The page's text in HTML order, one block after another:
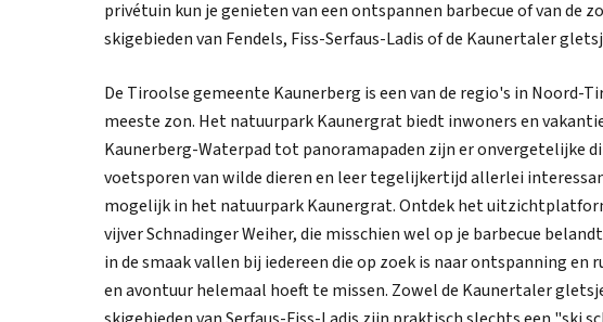
privétuin kun je genieten van een ontspannen barbecue of van de
skigebieden van Fendels, Fiss-Serfaus-Ladis of de Kaunertaler
De Tiroolse gemeente Kaunerberg is een van de regio's in Noord-
meeste zon. Het natuurpark Kaunergrat biedt inwoners en
Kaunerberg-Waterpad tot panoramapaden zijn er onvergetelijke
voetsporen van wilde dieren en leer tegelijkertijd allerlei
mogelijk in het natuurpark Kaunergrat. Ontdek het
vijver Schnadinger Weiher, die misschien wel op je barbecue
in de smaak vallen bij iedereen die op zoek is naar ontspanning
en avontuur helemaal hoeft te missen. Zowel de Kaunertaler